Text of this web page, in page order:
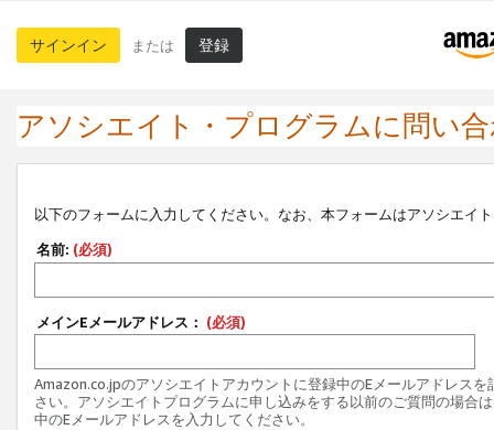
サインイン または 登録
アソシエイト・プログラムに問い
以下のフォームに入力してください。なお、本フォームはアソシエイ
名前: (必須)
メインEメールアドレス： (必須)
Amazon.co.jpのアソシエイトアカウントに登録中のEメールアドレスを
さい。アソシエイトプログラムに申し込みをする以前のご質問の場合
中のEメールアドレスを入力してください。